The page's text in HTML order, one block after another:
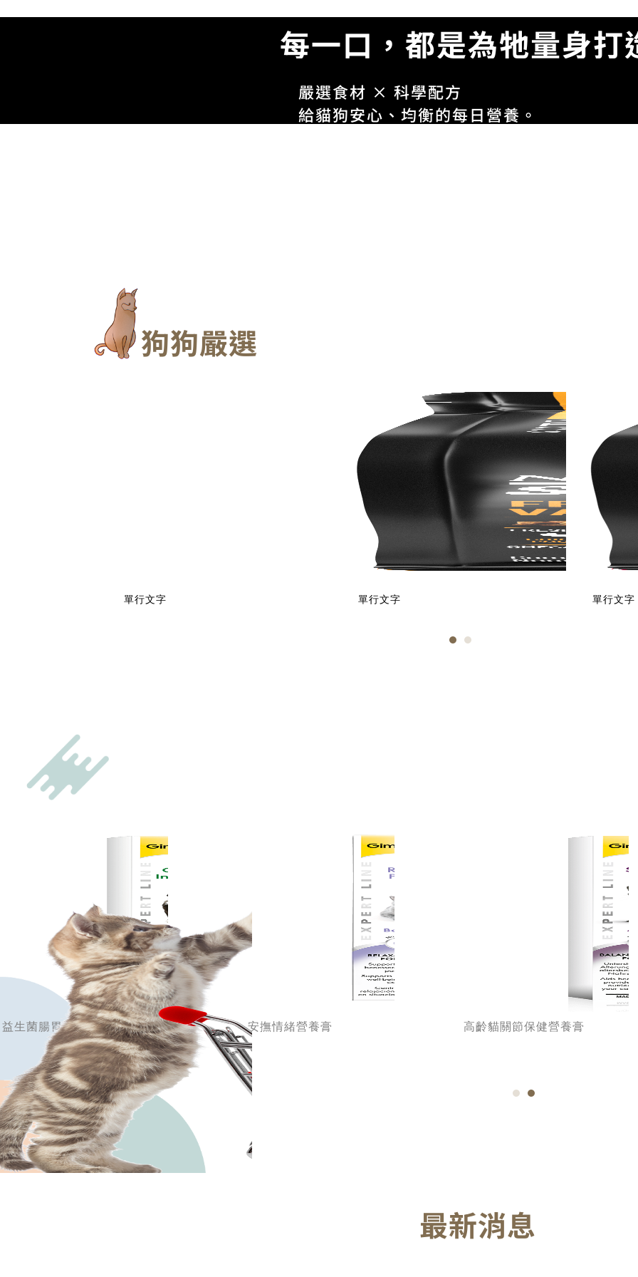
每一口，都是為牠量身打
嚴選食材 × 科學配方
給貓狗安心、均衡的每日營養。
狗狗嚴選
單行文字 單行文字 單行文字
益生菌腸胃保健營養膏 安撫情緒營養膏 高齡貓關節保健營養膏
最新消息